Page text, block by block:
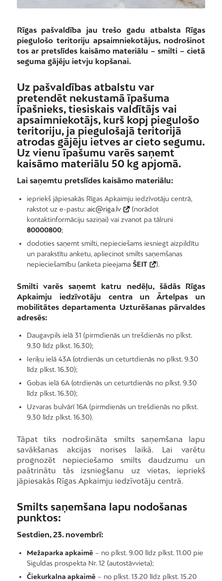
Rīgas pašvaldība jau trešo gadu atbalsta Rīgas
piegulošo teritoriju apsaimniekotājus, nodrošinot
tos ar pretslīdes kaisāmo materiālu – smilti – cietā
seguma gājēju ietvju kopšanai.
Uz pašvaldības atbalstu var
pretendēt nekustamā īpašuma
īpašnieks, tiesiskais valdītājs vai
apsaimniekotājs, kurš kopj piegulošo
teritoriju, ja piegulošajā teritorijā
atrodas gājēju ietves ar cieto segumu.
Uz vienu īpašumu varēs saņemt
kaisāmo materiālu 50 kg apjomā.
Lai saņemtu pretslīdes kaisāmo materiālu:
iepriekš jāpiesakās Rīgas Apkaimju iedzīvotāju centrā,
rakstot uz e-pastu: aic@riga.lv
(norādot
kontaktinformāciju saziņai) vai zvanot pa tālruni
80000800;
dodoties saņemt smilti, nepieciešams iesniegt aizpildītu
un parakstītu anketu, apliecinot smilts saņemšanas
nepieciešamību (anketa pieejama ŠEIT ).
Smilti varēs saņemt katru nedēļu, šādās Rīgas
Apkaimju iedzīvotāju centra un Ārtelpas un
mobilitātes departamenta Uzturēšanas pārvaldes
adresēs:
Daugavpils ielā 31 (pirmdienās un trešdienās no plkst.
9.30 līdz plkst. 16.30);
Ieriķu ielā 43A (otrdienās un ceturtdienās no plkst. 9.30
līdz plkst. 16.30);
Gobas ielā 6A (otrdienās un ceturtdienās no plkst. 9.30
līdz plkst. 16.30);
Uzvaras bulvārī 16A (pirmdienās un trešdienās no plkst.
9.30 līdz plkst. 16.30).
Tāpat tiks nodrošināta smilts saņemšana lapu
savākšanas akcijas norises laikā. Lai varētu
prognozēt nepieciešamo smilts daudzumu un
paātrinātu tās izsniegšanu uz vietas, iepriekš
jāpiesakās Rīgas Apkaimju iedzīvotāju centrā.
Smilts saņemšana lapu nodošanas
punktos:
Sestdien, 23. novembrī:
Mežaparka apkaimē– no plkst. 9.00 līdz plkst. 11.00 pie
Siguldas prospekta Nr. 12 (autostāvvieta);
Čiekurkalna apkaimē– no plkst. 13.20 līdz plkst. 15.20